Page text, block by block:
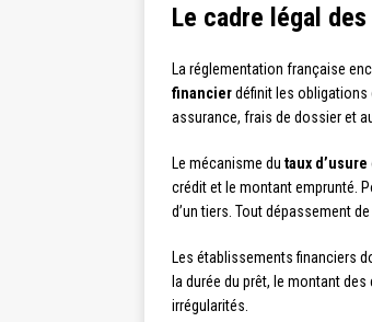
Le cadre légal
La réglementation française
financierdéfinit les obligations
assurance, frais de dossier et
Le mécanisme du taux d’usure
crédit et le montant emprunté.
d’un tiers. Tout dépassement
Les établissements financiers
la durée du prêt, le montant
irrégularités.